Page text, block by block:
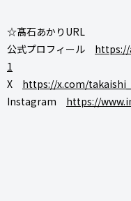
☆髙石あかりURL
公式プロフィール https://
1
X https://x.com/
Instagram https://